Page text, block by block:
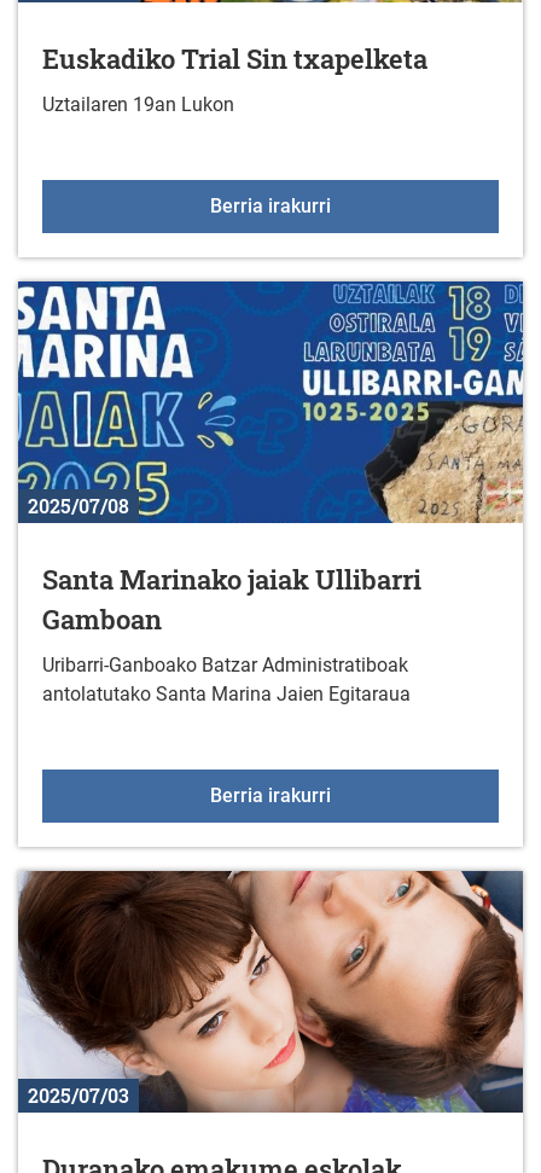
Euskadiko Trial Sin txapelketa
Uztailaren 19an Lukon
Berria irakurri
2025/07/08
Santa Marinako jaiak Ullibarri
Gamboan
Uribarri-Ganboako Batzar Administratiboak
antolatutako Santa Marina Jaien Egitaraua
Berria irakurri
2025/07/03